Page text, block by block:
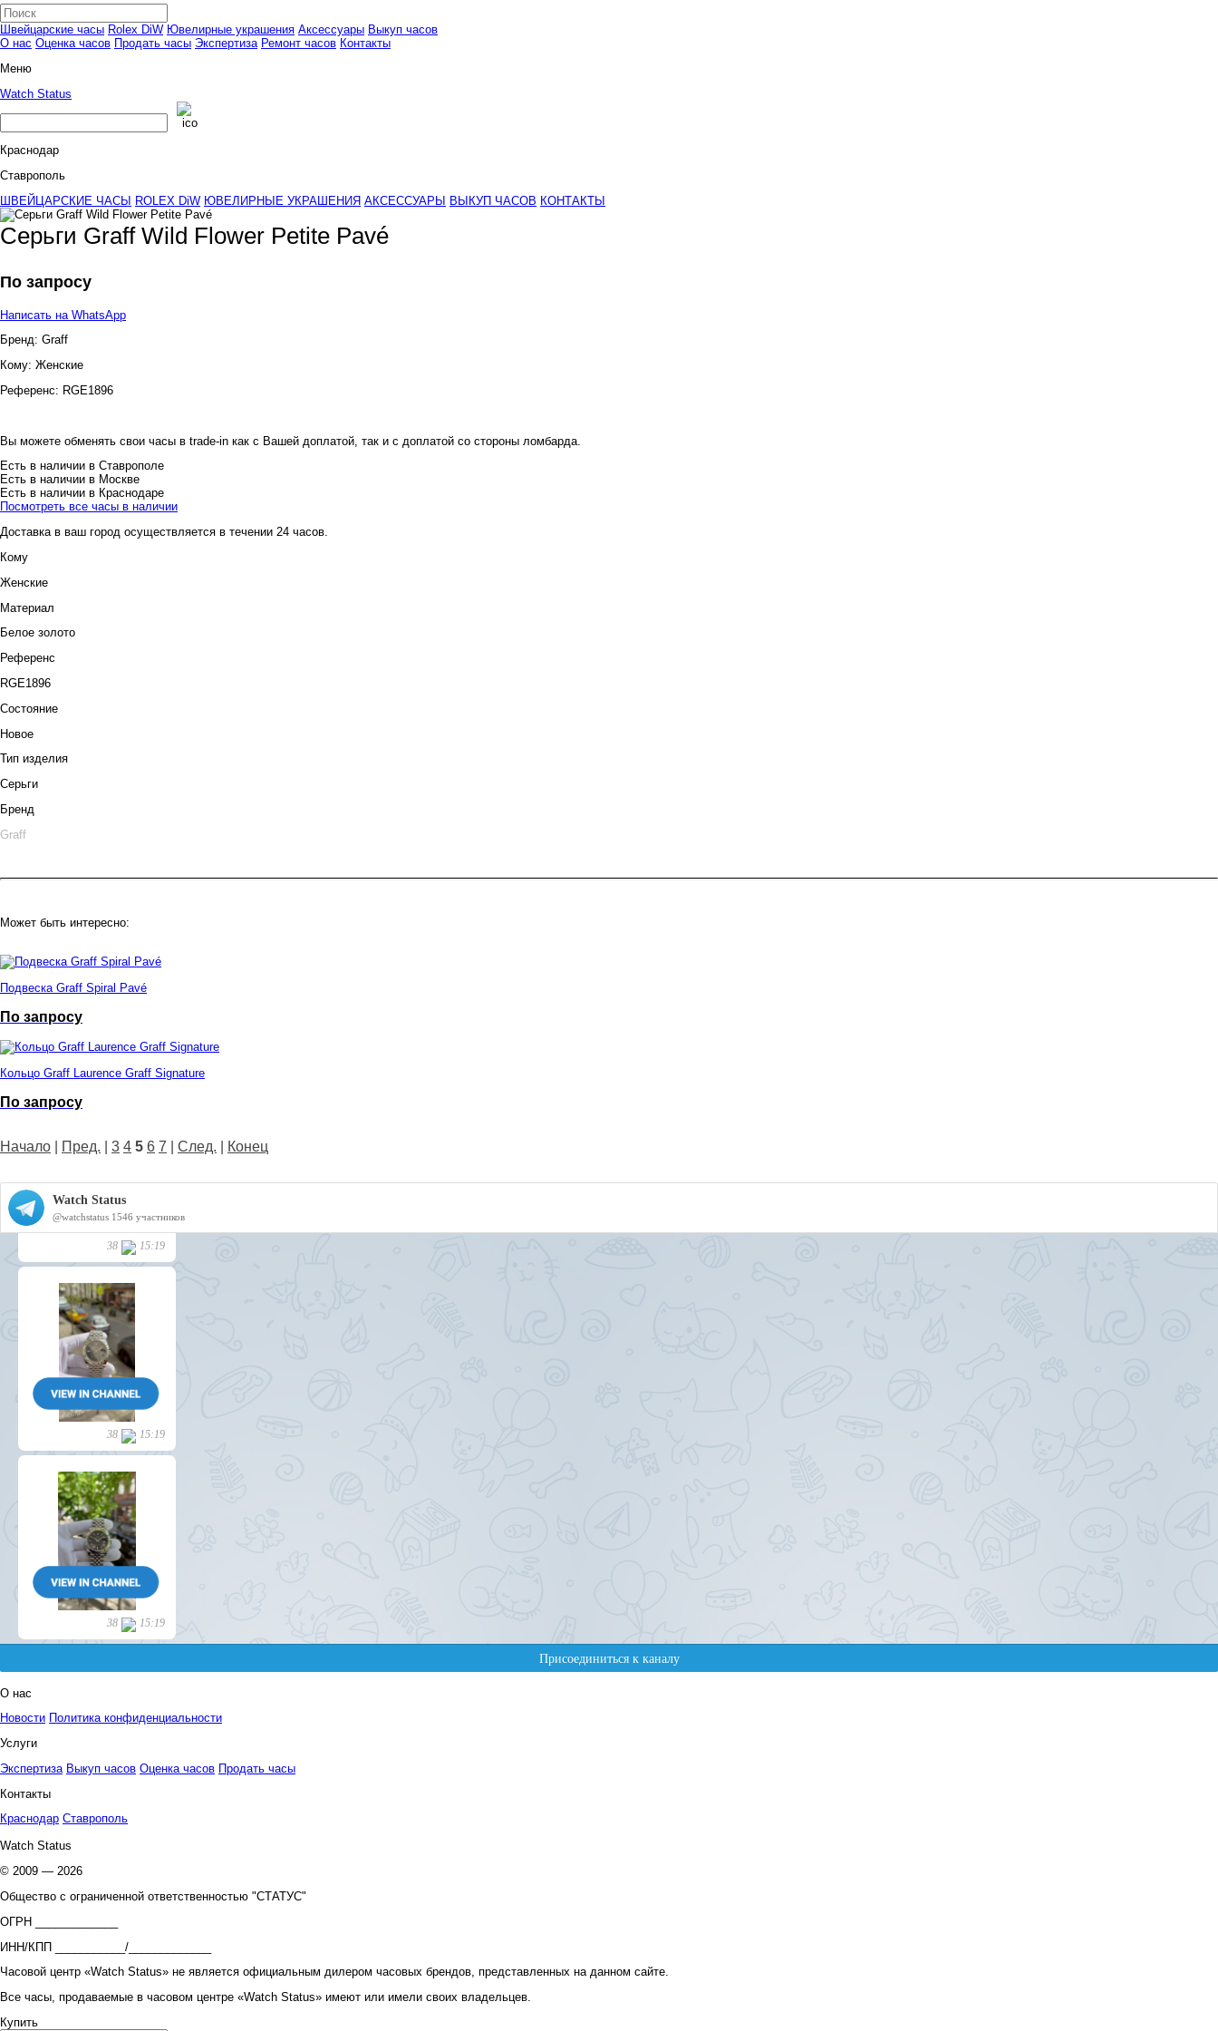
Швейцарские часы Rolex DiW Ювелирные украшения Аксессуары Выкуп часов
О нас Оценка часов Продать часы Экспертиза Ремонт часов Контакты
Меню
Watch Status
Краснодар
Ставрополь
ШВЕЙЦАРСКИЕ ЧАСЫ
ROLEX DiW ЮВЕЛИРНЫЕ УКРАШЕНИЯ АКСЕССУАРЫ ВЫКУП ЧАСОВ КОНТАКТЫ
Серьги Graff Wild Flower Petite Pavé
По запросу
Написать на WhatsApp
Бренд: Graff
Кому: Женские
Референс: RGE1896
Вы можете обменять свои часы в trade-in как с Вашей доплатой, так и с доплатой со стороны ломбарда.
Есть в наличии в Ставрополе
Есть в наличии в Москве
Есть в наличии в Краснодаре
Посмотреть все часы в наличии
Доставка в ваш город осуществляется в течении 24 часов.
Кому
Женские
Материал
Белое золото
Референс
RGE1896
Состояние
Новое
Тип изделия
Серьги
Бренд
Graff
Может быть интересно:
Подвеска Graff Spiral Pavé
По запросу
Кольцо Graff Laurence Graff Signature
По запросу
Начало Пред. 3 4 5 6 7 След. Конец
О нас
Новости Политика конфиденциальности
Услуги
Экспертиза Выкуп часов Оценка часов Продать часы
Контакты
Краснодар Ставрополь
Watch Status
© 2009 — 2026
Общество с ограниченной ответственностью "СТАТУС"
ОГРН _____________
ИНН/КПП ___________/_____________
Часовой центр «Watch Status» не является официальным дилером часовых брендов, представленных на данном сайте.
Все часы, продаваемые в часовом центре «Watch Status» имеют или имели своих владельцев.
Купить